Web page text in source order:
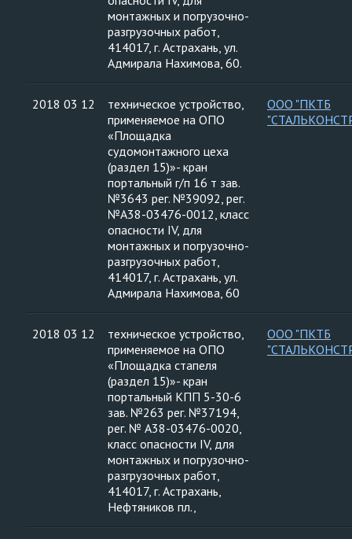
монтажных и погрузочно-
разгрузочных работ,
414017, г. Астрахань, ул.
Адмирала Нахимова, 60.
2018 03 12
техническое устройство,
применяемое на ОПО
«Площадка
судомонтажного цеха
(раздел 15)»- кран
портальный г/п 16 т зав.
№3643 рег. №39092, рег.
№А38-03476-0012, класс
опасности IV, для
монтажных и погрузочно-
разгрузочных работ,
414017, г. Астрахань, ул.
Адмирала Нахимова, 60
ООО "ПКТБ
2018 03 12
техническое устройство,
применяемое на ОПО
«Площадка стапеля
(раздел 15)»- кран
портальный КПП 5-30-6
зав. №263 рег. №37194,
рег. № А38-03476-0020,
класс опасности IV, для
монтажных и погрузочно-
разгрузочных работ,
414017, г. Астрахань,
Нефтяников пл.,
ООО "ПКТБ